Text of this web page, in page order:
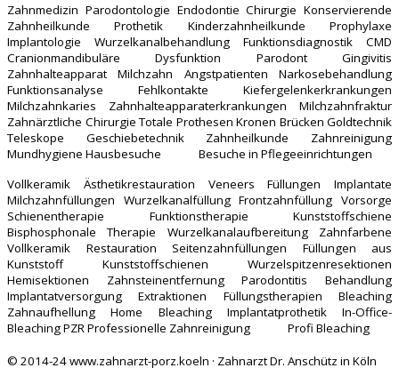
Zahnmedizin Parodontologie Endodontie Chirurgie Konservierende
Zahnheilkunde Prothetik Kinderzahnheilkunde Prophylaxe
Implantologie Wurzelkanalbehandlung Funktionsdiagnostik CMD
Cranionmandibuläre Dysfunktion Parodont Gingivitis
Zahnhalteapparat Milchzahn Angstpatienten Narkosebehandlung
Funktionsanalyse Fehlkontakte Kiefergelenkerkrankungen
Milchzahnkaries Zahnhalteapparaterkrankungen Milchzahnfraktur
Zahnärztliche Chirurgie Totale Prothesen Kronen Brücken Goldtechnik
Teleskope Geschiebetechnik Zahnheilkunde Zahnreinigung
Mundhygiene Hausbesuche Besuche in Pflegeeinrichtungen
Vollkeramik Ästhetikrestauration Veneers Füllungen Implantate
Milchzahnfüllungen Wurzelkanalfüllung Frontzahnfüllung Vorsorge
Schienentherapie Funktionstherapie Kunststoffschiene
Bisphosphonale Therapie Wurzelkanalaufbereitung Zahnfarbene
Vollkeramik Restauration Seitenzahnfüllungen Füllungen aus
Kunststoff Kunststoffschienen Wurzelspitzenresektionen
Hemisektionen Zahnsteinentfernung Parodontitis Behandlung
Implantatversorgung Extraktionen Füllungstherapien Bleaching
Zahnaufhellung Home Bleaching Implantatprothetik In-Office-
Bleaching PZR Professionelle Zahnreinigung Profi Bleaching
© 2014-24 www.zahnarzt-porz.koeln · Zahnarzt Dr. Anschütz in Köln